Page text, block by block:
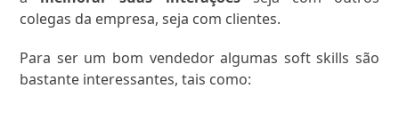
colegas da empresa, seja com clientes.
Para ser um bom vendedor algumas soft skills são
bastante interessantes, tais como: